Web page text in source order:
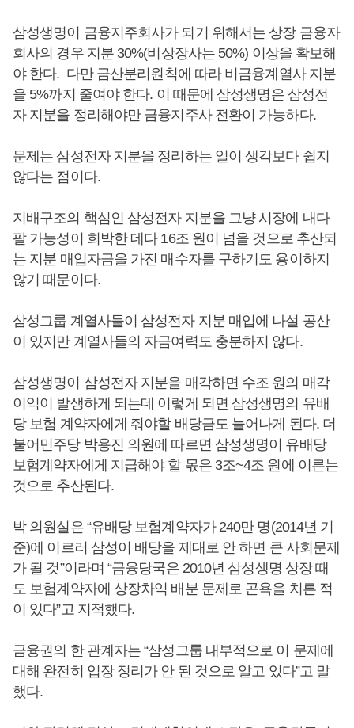
삼성생명이 금융지주회사가 되기 위해서는 상장 금융자
회사의 경우 지분 30%(비상장사는 50%) 이상을 확보해
야 한다. 다만 금산분리원칙에 따라 비금융계열사 지분
을 5%까지 줄여야 한다. 이 때문에 삼성생명은 삼성전
자 지분을 정리해야만 금융지주사 전환이 가능하다.
문제는 삼성전자 지분을 정리하는 일이 생각보다 쉽지
않다는 점이다.
지배구조의 핵심인 삼성전자 지분을 그냥 시장에 내다
팔 가능성이 희박한 데다 16조 원이 넘을 것으로 추산되
는 지분 매입자금을 가진 매수자를 구하기도 용이하지
않기 때문이다.
삼성그룹 계열사들이 삼성전자 지분 매입에 나설 공산
이 있지만 계열사들의 자금여력도 충분하지 않다.
삼성생명이 삼성전자 지분을 매각하면 수조 원의 매각
이익이 발생하게 되는데 이렇게 되면 삼성생명의 유배
당 보험 계약자에게 줘야할 배당금도 늘어나게 된다. 더
불어민주당 박용진 의원에 따르면 삼성생명이 유배당
보험계약자에게 지급해야 할 몫은 3조~4조 원에 이른는
것으로 추산된다.
박 의원실은 “유배당 보험계약자가 240만 명(2014년 기
준)에 이르러 삼성이 배당을 제대로 안 하면 큰 사회문제
가 될 것”이라며 “금융당국은 2010년 삼성생명 상장 때
도 보험계약자에 상장차익 배분 문제로 곤욕을 치른 적
이 있다”고 지적했다.
금융권의 한 관계자는 “삼성그룹 내부적으로 이 문제에
대해 완전히 입장 정리가 안 된 것으로 알고 있다”고 말
했다.